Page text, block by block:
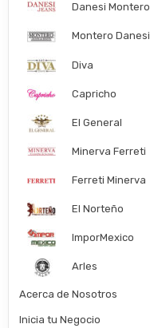
Danesi Montero
Montero Danesi
Diva
Capricho
El General
Minerva Ferreti
Ferreti Minerva
El Norteño
ImporMexico
Arles
Acerca de Nosotros
Inicia tu Negocio